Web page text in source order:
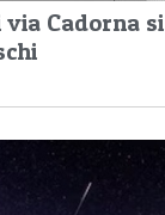
Cadorna